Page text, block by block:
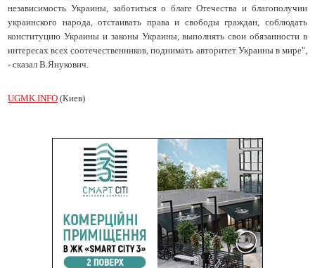
независимость Украины, заботиться о благе Отечества и благополучии
украинского народа, отстаивать права и свободы граждан, соблюдать
конституцию Украины и законы Украины, выполнять свои обязанности в
интересах всех соотечественников, поднимать авторитет Украины в мире",
- сказал В.Янукович.
UGMK.INFO (Киев)